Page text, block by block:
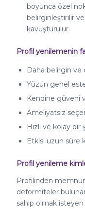
boyunca özel
belirginleştirilir
kavuşturulur.
Profil yenilemenin
Daha belirgin ve
Yüzün genel
Kendine güveni
Ameliyatsız
Hızlı ve kolay
Etkisi uzun süre
Profil yenileme
Profilinden
deformiteler
sahip olmak